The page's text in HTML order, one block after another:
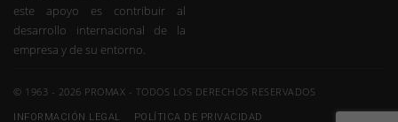
este apoyo es contribuir al
desarrollo internacional de la
empresa y de su entorno.
© 1963 - 2026 PROMAX - TODOS LOS DERECHOS RESERVADOS
INFORMACIÓN LEGAL POLÍTICA DE PRIVACIDAD